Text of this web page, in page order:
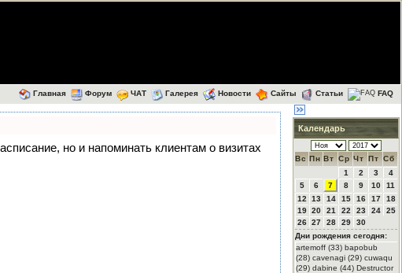
Главная Форум ЧАТ Галерея Новости Сайты Статьи FAQ
но и напоминать клиентам о визитах
Календарь
Вс Пн Вт Ср Чт Пт Сб
1
2 3
4
5
6 7 8 9 10
11
12
13 14 15 16 17
18
19 20 21 22 23 24
25
26 27 28 29
30
Дни рождения сегодня:
artemoff (33) bapobub
(28) cavenagi (29) cuwaqu
(29) dabine (44) Destructor